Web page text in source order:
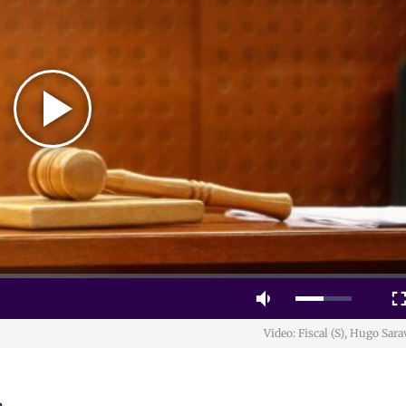
Play
Video
Mute
Video: Fiscal (S), Hugo